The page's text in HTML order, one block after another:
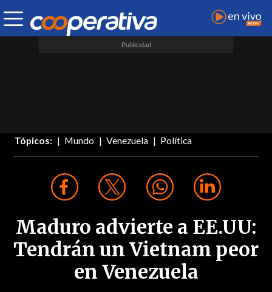
Tópicos: Mundo Venezuela Política
Maduro advierte a EE.UU:
Tendrán un Vietnam peor
en Venezuela